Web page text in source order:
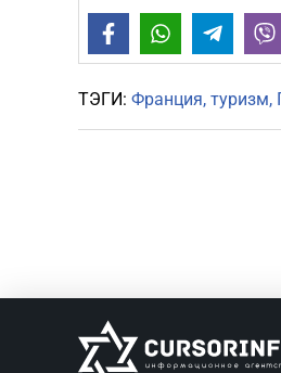
FacebookWhatsApp
ТЭГИ: Франция туризм